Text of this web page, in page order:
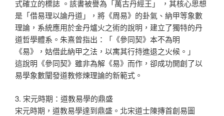
式確立的標誌 。該書被譽為「萬古丹經王」 ，其核心思想
是「借易理以論丹道」，將《周易》的卦氣、納甲等象數
理論，系統應用於金丹爐火之術的說明，建立了獨特的丹
道哲學體系。朱熹曾指出：「《參同契》本不為明
《易》，姑借此納甲之法，以寓其行持進退之火候。」
這說明《參同契》雖非為解《易》而作，卻成功開創了以
易學象數闡發道教修煉理論的新範式。
3. 宋元時期：道教易學的鼎盛
宋元時期，道教易學達到鼎盛。北宋道士陳摶首創易圖